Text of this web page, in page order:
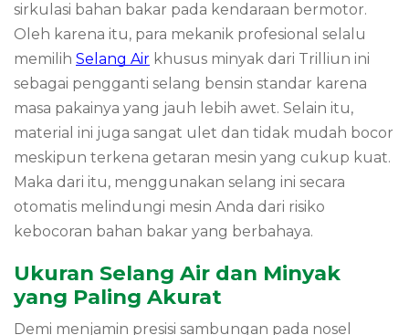
sirkulasi bahan bakar pada kendaraan bermotor.
Oleh karena itu, para mekanik profesional selalu
memilih Selang Air khusus minyak dari Trilliun ini
sebagai pengganti selang bensin standar karena
masa pakainya yang jauh lebih awet. Selain itu,
material ini juga sangat ulet dan tidak mudah bocor
meskipun terkena getaran mesin yang cukup kuat.
Maka dari itu, menggunakan selang ini secara
otomatis melindungi mesin Anda dari risiko
kebocoran bahan bakar yang berbahaya.
Ukuran Selang Air dan Minyak
yang Paling Akurat
Demi menjamin presisi sambungan pada nosel